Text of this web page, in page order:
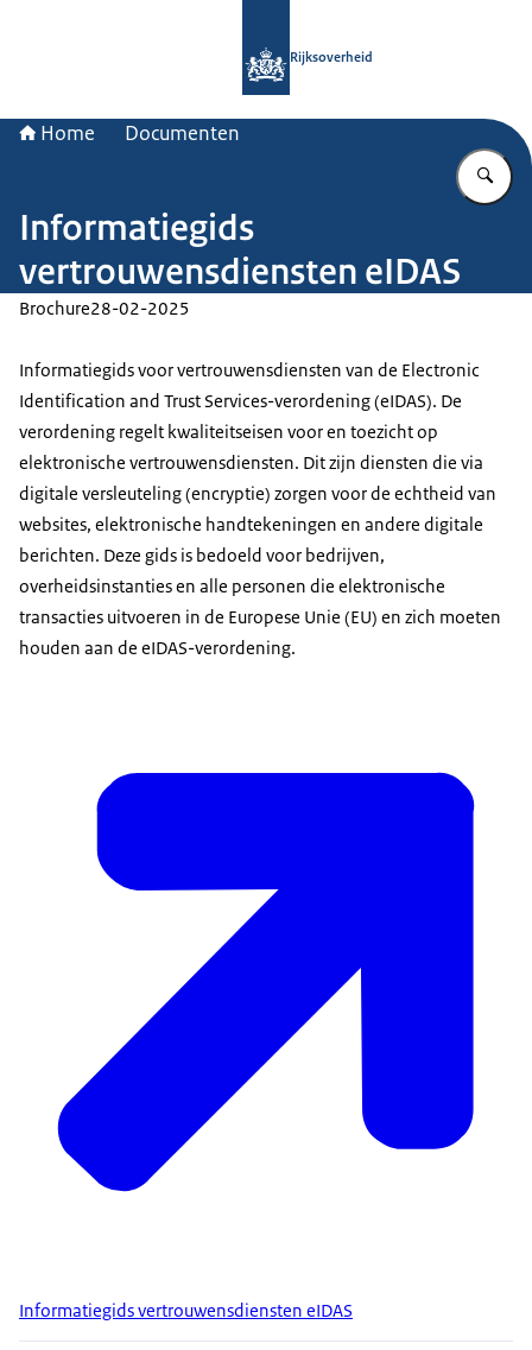
Rijksoverheid
Home Documenten
Informatiegids
vertrouwensdiensten eIDAS
Brochure28-02-2025
Informatiegids voor vertrouwensdiensten van de Electronic
Identification and Trust Services-verordening (eIDAS). De
verordening regelt kwaliteitseisen voor en toezicht op
elektronische vertrouwensdiensten. Dit zijn diensten die via
digitale versleuteling (encryptie) zorgen voor de echtheid van
websites, elektronische handtekeningen en andere digitale
berichten. Deze gids is bedoeld voor bedrijven,
overheidsinstanties en alle personen die elektronische
transacties uitvoeren in de Europese Unie (EU) en zich moeten
houden aan de eIDAS-verordening.
Informatiegids vertrouwensdiensten eIDAS